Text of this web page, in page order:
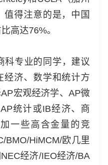
值得注意的是，中国
高达76%。
专业的同学，建议
经济、数学和统计方
宏观经济学、AP微
统计或IB经济、商
一些高含金量的竞
BMO/HiMCM/欧几里
经济/IEO经济/BA